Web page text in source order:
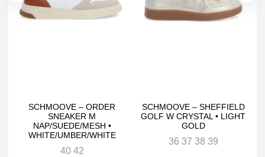
SCHMOOVE – ORDER
SNEAKER M
NAP/SUEDE/MESH •
WHITE/UMBER/WHITE
40 42
SCHMOOVE – SHEFFIELD
GOLF W CRYSTAL • LIGHT
GOLD
36 37 38 39